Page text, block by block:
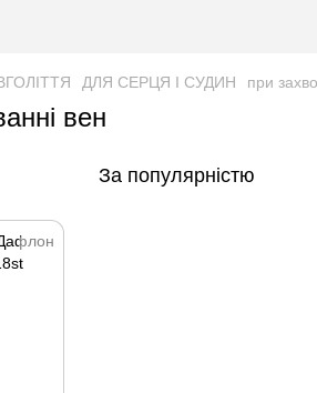
ДЛЯ СЕРЦЯ І СУДИН при
вен
За популярністю